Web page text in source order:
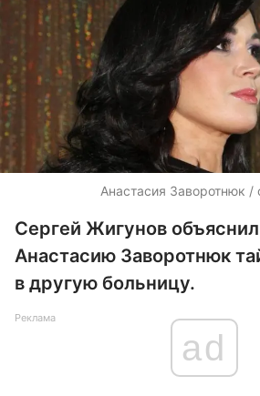
Анастасия Заворотнюк /
Сергей Жигунов
Анастасию Заворотнюк
в другую больницу.
Реклама
ad